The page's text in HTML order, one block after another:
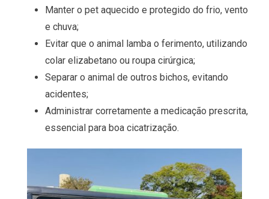
Manter o pet aquecido e protegido do frio, vento
e chuva;
Evitar que o animal lamba o ferimento, utilizando
colar elizabetano ou roupa cirúrgica;
Separar o animal de outros bichos, evitando
acidentes;
Administrar corretamente a medicação prescrita,
essencial para boa cicatrização.